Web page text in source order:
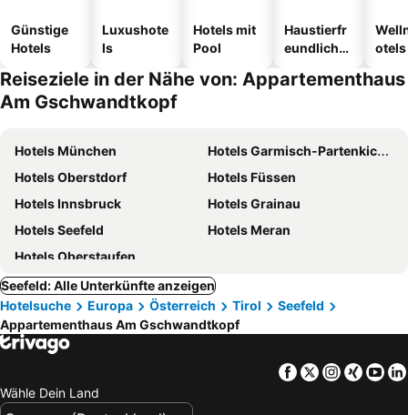
Günstige
Hotels
Luxushote
ls
Hotels mit
Pool
Haustierfr
eundliche
otels
Reiseziele in der Nähe von: Appartementhaus
Am Gschwandtkopf
Hotels München
Hotels Garmisch-Partenkichen
Hotels Oberstdorf
Hotels Füssen
Hotels Innsbruck
Hotels Grainau
Hotels Seefeld
Hotels Meran
Hotels Oberstaufen
Seefeld: Alle Unterkünfte anzeigen
Hotelsuche
Europa Österreich Tirol
Seefeld
Appartementhaus Am Gschwandtkopf
Facebook
TwitterXing
Wähle Dein Land